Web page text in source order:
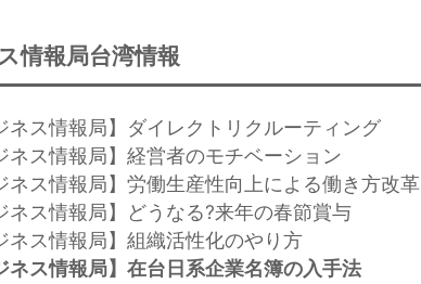
情報局台湾情報
ネス情報局】ダイレクトリクルーティング
ネス情報局】経営者のモチベーション
ネス情報局】労働生産性向上による働き方改革
ネス情報局】どうなる?来年の春節賞与
ネス情報局】組織活性化のやり方
ネス情報局】在台日系企業名簿の入手法